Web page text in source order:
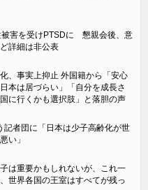
被害を受けPTSDに 懇親会後、意
詳細は非公表
、事実上抑止 外国籍から「安心
本は居づらい」「自分を成長さ
に行くかも選択肢」と落胆の声
記者団に「日本は少子高齢化が世
い」
は重要かもしれないが、これ一
世界各国の王室はすべてが残っ